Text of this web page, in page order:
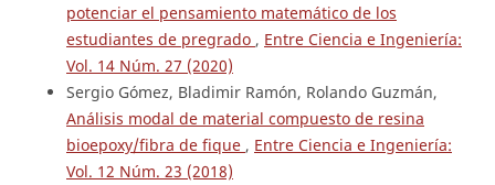
potenciar el pensamiento matemático de los
estudiantes de pregrado , Entre Ciencia e Ingeniería:
Vol. 14 Núm. 27 (2020)
Sergio Gómez, Bladimir Ramón, Rolando Guzmán,
Análisis modal de material compuesto de resina
bioepoxy/fibra de fique , Entre Ciencia e Ingeniería:
Vol. 12 Núm. 23 (2018)